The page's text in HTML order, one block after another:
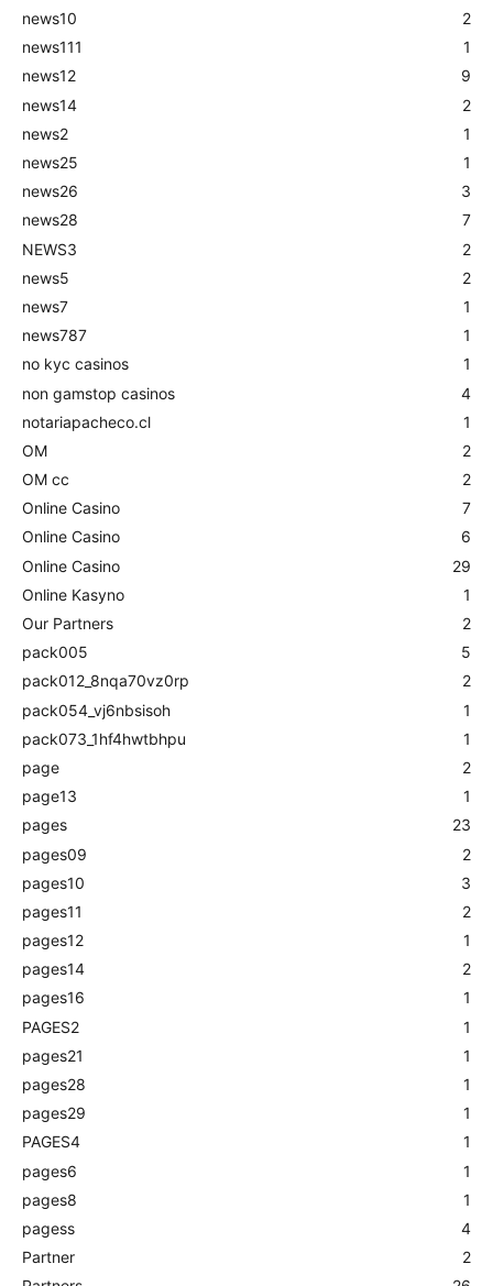
news10
2
news111
1
news12
9
news14
2
news2
1
news25
1
news26
3
news28
7
NEWS3
2
news5
2
news7
1
news787
1
no kyc casinos
1
non gamstop casinos
4
notariapacheco.cl
1
OM
2
OM cc
2
Online Casino
7
Online Casino
6
Online Casino
29
Online Kasyno
1
Our Partners
2
pack005
5
pack012_8nqa70vz0rp
2
pack054_vj6nbsisoh
1
pack073_1hf4hwtbhpu
1
page
2
page13
1
pages
23
pages09
2
pages10
3
pages11
2
pages12
1
pages14
2
pages16
1
PAGES2
1
pages21
1
pages28
1
pages29
1
PAGES4
1
pages6
1
pages8
1
pagess
4
Partner
2